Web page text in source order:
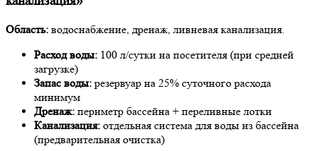
Область: водоснабжение, дренаж, ливневая канализация.
Расход воды: 100 л/сутки на посетителя (при средней
загрузке)
Запас воды: резервуар на 25% суточного расхода
минимум
Дренаж: периметр бассейна + переливные лотки
Канализация: отдельная система для воды из бассейна
(предварительная очистка)